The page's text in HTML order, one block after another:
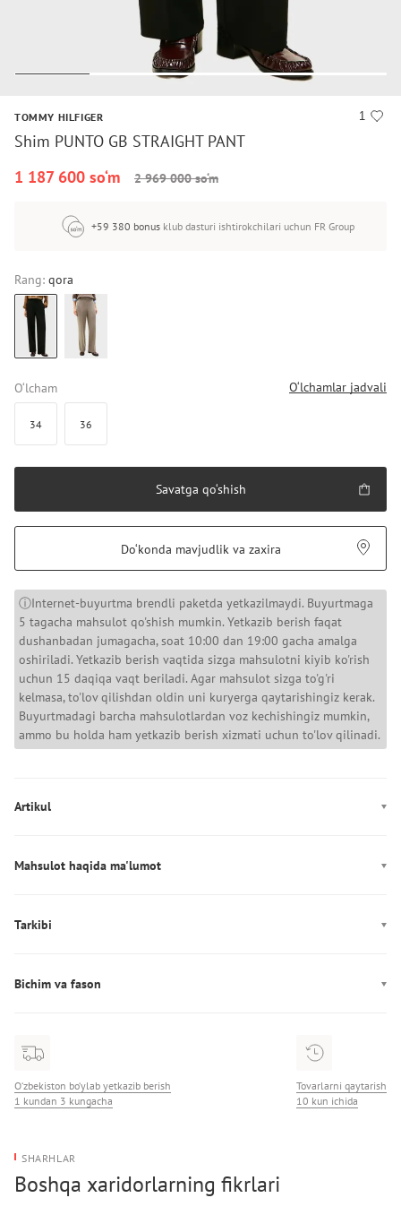
1
TOMMY HILFIGER
Shim PUNTO GB STRAIGHT PANT
1 187 600 so‘m
2 969 000 so‘m
+59 380 bonus klub dasturi ishtirokchilari uchun FR Group
Rang: qora
O‘lcham O‘lchamlar jadvali
34 36
Savatga qo‘shish
Do‘konda mavjudlik va zaxira
ⓘInternet-buyurtma brendli paketda yetkazilmaydi. Buyurtmaga
5 tagacha mahsulot qo'shish mumkin. Yetkazib berish faqat
dushanbadan jumagacha, soat 10:00 dan 19:00 gacha amalga
oshiriladi. Yetkazib berish vaqtida sizga mahsulotni kiyib ko'rish
uchun 15 daqiqa vaqt beriladi. Agar mahsulot sizga to'g'ri
kelmasa, to'lov qilishdan oldin uni kuryerga qaytarishingiz kerak.
Buyurtmadagi barcha mahsulotlardan voz kechishingiz mumkin,
ammo bu holda ham yetkazib berish xizmati uchun to'lov qilinadi.
Artikul
Mahsulot haqida ma'lumot
Mahkamlagich: Tugmalar
Cho'ntaklar: to‘rtta cho‘ntak
Tarkibi
Bichim va fason
O‘zbekiston bo‘ylab yetkazib berish
1 kundan 3 kungacha
Tovarlarni qaytarish
10 kun ichida
SHARHLAR
Boshqa xaridorlarning fikrlari